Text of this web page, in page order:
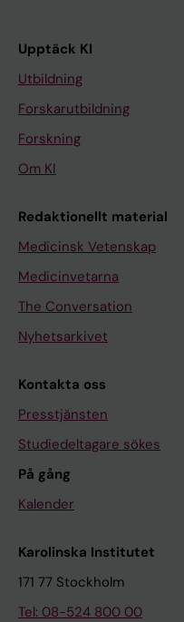
Upptäck KI
Utbildning
Forskarutbildning
Forskning
Om KI
Redaktionellt material
Medicinsk Vetenskap
Medicinvetarna
The Conversation
Nyhetsarkivet
Kontakta oss
Presstjänsten
Studiedeltagare sökes
På gång
Kalender
Karolinska Institutet
171 77 Stockholm
Tel: 08-524 800 00